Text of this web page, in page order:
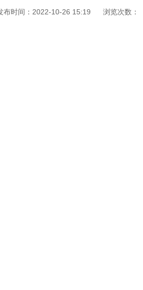
布时间：2022-10-26 15:19 浏览次数：